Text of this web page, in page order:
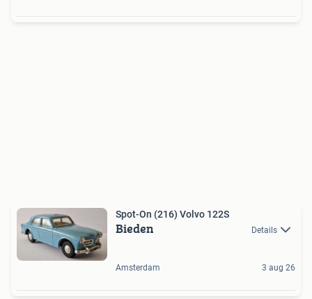
Spot-On (216) Volvo 122S
Bieden Details
Amsterdam 3 aug 26